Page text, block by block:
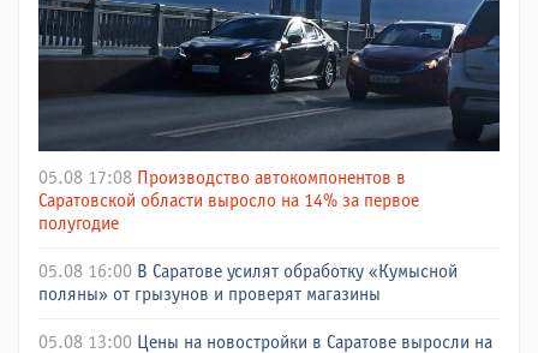
05.08 17:08 Производство автокомпонентов в
Саратовской области выросло на 14% за первое
полугодие
05.08 16:00 В Саратове усилят обработку «Кумысной
поляны» от грызунов и проверят магазины
05.08 13:00
Цены на новостройки в Саратове выросли на